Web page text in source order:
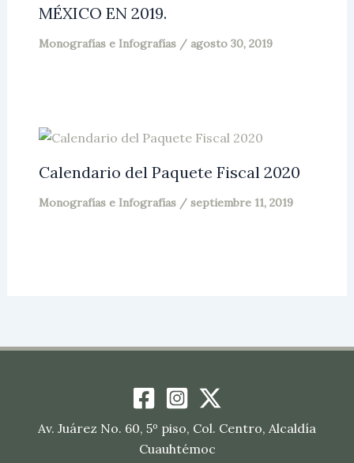
MÉXICO EN 2019.
Monografías e Infografías/ agosto 30, 2019
Calendario del Paquete Fiscal 2020
Monografías e Infografías/ septiembre 11, 2019
Av. Juárez No. 60, 5º piso, Col. Centro, Alcaldía
Cuauhtémoc